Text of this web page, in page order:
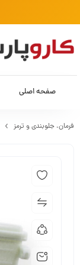
صفحه اصلی
فرمان،‌ جلوبندی و ترمز